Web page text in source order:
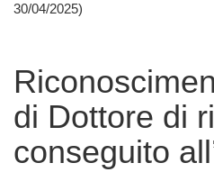
30/04/2025)
di Dottore di
conseguito